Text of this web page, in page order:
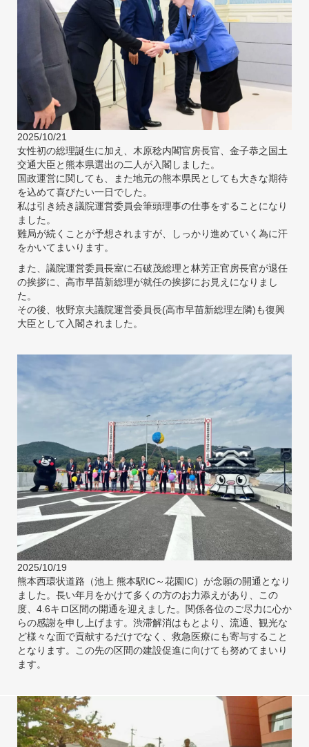
2025/10/21
女性初の総理誕生に加え、木原稔内閣官房長官、金子恭之国土
交通大臣と熊本県選出の二人が入閣しました。
国政運営に関しても、また地元の熊本県民としても大きな期待
を込めて喜びたい一日でした。
私は引き続き議院運営委員会筆頭理事の仕事をすることになり
ました。
難局が続くことが予想されますが、しっかり進めていく為に汗
をかいてまいります。
また、議院運営委員長室に石破茂総理と林芳正官房長官が退任
の挨拶に、高市早苗新総理が就任の挨拶にお見えになりまし
た。
その後、牧野京夫議院運営委員長(高市早苗新総理左隣)も復興
大臣として入閣されました。
2025/10/19
熊本西環状道路（池上 熊本駅IC～花園IC）が念願の開通となり
ました。長い年月をかけて多くの方のお力添えがあり、この
度、4.6キロ区間の開通を迎えました。関係各位のご尽力に心か
らの感謝を申し上げます。渋滞解消はもとより、流通、観光な
ど様々な面で貢献するだけでなく、救急医療にも寄与すること
となります。この先の区間の建設促進に向けても努めてまいり
ます。